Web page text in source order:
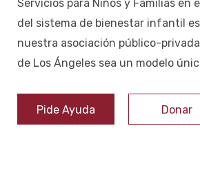
Servicios para Niños y Familias en
del sistema de bienestar infantil
nuestra asociación público-
de Los Ángeles sea un modelo
Pide Ayuda Donar